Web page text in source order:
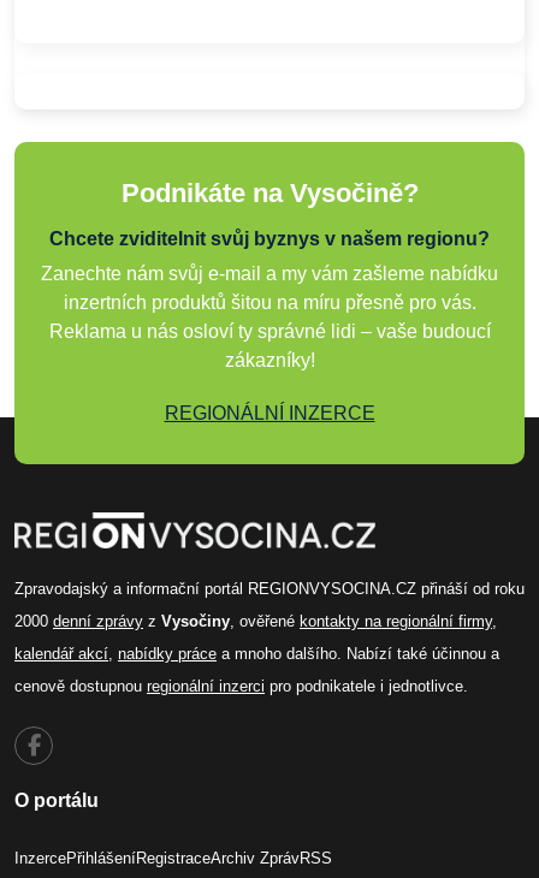
Podnikáte na Vysočině?
Chcete zviditelnit svůj byznys v našem regionu?
Zanechte nám svůj e-mail a my vám zašleme nabídku
inzertních produktů šitou na míru přesně pro vás.
Reklama u nás osloví ty správné lidi – vaše budoucí
zákazníky!
REGIONÁLNÍ INZERCE
Zpravodajský a informační portál REGIONVYSOCINA.CZ přináší od roku
2000 denní zprávy z Vysočiny , ověřené kontakty na regionální firmy,
kalendář akcí nabídky práce a mnoho dalšího. Nabízí také účinnou a
cenově dostupnou regionální inzerci pro podnikatele i jednotlivce.
O portálu
InzercePřihlášeníRegistraceArchiv ZprávRSS